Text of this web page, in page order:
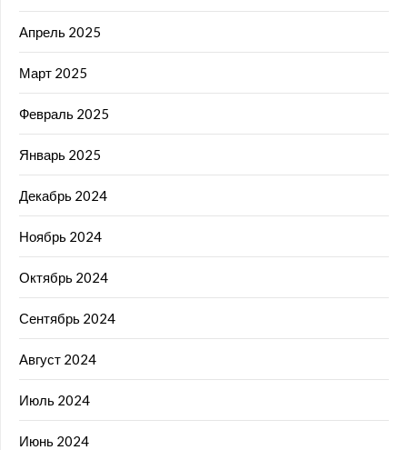
Апрель 2025
Март 2025
Февраль 2025
Январь 2025
Декабрь 2024
Ноябрь 2024
Октябрь 2024
Сентябрь 2024
Август 2024
Июль 2024
Июнь 2024